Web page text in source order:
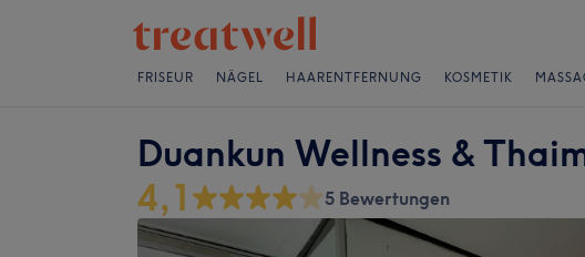
FRISEUR NÄGEL HAARENTFERNUNG KOSMETIK
Duankun Wellness &
4,1 5 Bewertungen